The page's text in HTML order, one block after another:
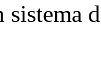
sistema